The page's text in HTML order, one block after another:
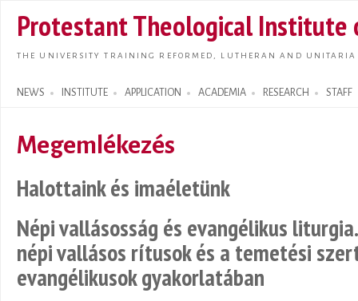
main
Protestant Theological Institute
THE UNIVERSITY TRAINING REFORMED, LUTHERAN AND
NEWS INSTITUTE APPLICATION ACADEMIA RESEARCH STAFF
Search form
Megemlékezés
Halottaink és imaéletünk
Népi vallásosság és evangélikus
népi vallásos rítusok és a temetési
evangélikusok gyakorlatában